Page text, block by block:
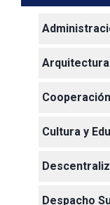
Cultura y
Despacho